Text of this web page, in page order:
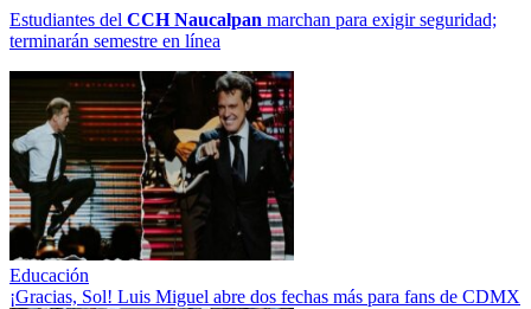
Estudiantes del CCH Naucalpan marchan para exigir seguridad;
terminarán semestre en línea
Educación
¡Gracias, Sol! Luis Miguel abre dos fechas más para fans de CDMX